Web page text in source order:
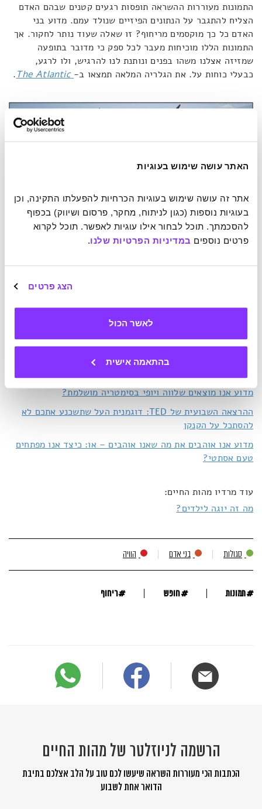
האתר עושה שימוש בעוגיות
פרטים נוספים במדיניות הפרטיות שלנו.
הצג פרטים
לאשר הכול
בהתאמה אישית
התמונות מעוררות ההשראה תופסות רגעים קטנים שבהם האדם
הצליח להתגבר על הנתונים הפיזיים שנולד עמם. מדוע בני
האדם כל כך מוקסמים מריחוף? זו שאלה שעוד נותר לחקור. אך
התמונות הללו מוכיחות מעבר לכל ספק כי מדובר בתופעה
שמזיזה אצלנו משהו בפנים ונותנת לנו להרגיש, ולו לרגע,
כבעלי כוחות על. את הגלריה המלאה תמצאו ב- The Atlantic
.
כתבות נוספות שעשויות לעניין אותך:
מדוע אנו מוצאים שלווה ויופי בסימטריה מושלמת?
ההרצאה השבועית של TED: דוגמנית העל שתשכנע אתכם לא
להסתכל על הקנקן
מדוע אנו אוהבים את מה שאנו אוהבים – או: כיצד אנו מפתחים
טעם אסתטי?
עוד מרדיו מהות החיים:
מה זה יוגה לילדים?
סגולות בני אדם הוויה
#תמונות #חופש #ריחוף
הרשמה לניוזלטר של מהות החיים
הכתבות הכי מעוררות השראה שיעשו לכם טוב על הלב אצלכם בתיבת
הדואר אחת לשבוע